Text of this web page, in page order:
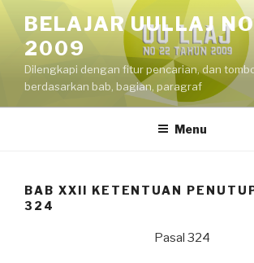
content
BELAJAR UULLAJ
2009
Dilengkapi dengan fitur pencarian, dan
berdasarkan bab, bagian, paragraf
Menu
BAB XXII KETENTUAN
324
Pasal 324